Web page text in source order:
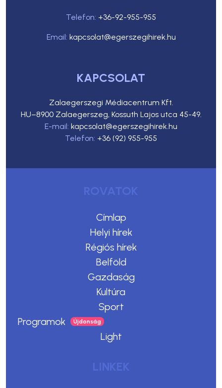
Telefon: +36-92-955-955
Email: kapcsolat@egerszegihirek.hu
KAPCSOLAT
Zalaegerszegi Médiacentrum Kft.
HU–8900 Zalaegerszeg, Kossuth Lajos utca 45-49.
E-mail: kapcsolat@egerszegihirek.hu
Telefon: +36 (92) 955-955
ROVATOK
Címlap
Helyi hírek
Régiós hírek
Belföld
Gazdaság
Kultúra
Sport
Programok
Light
LINKEK